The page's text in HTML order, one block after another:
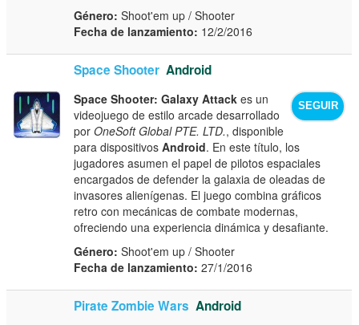
Género: Shoot'em up / Shooter
Fecha de lanzamiento: 12/2/2016
Space Shooter Android
SEGUIR
Space Shooter: Galaxy Attack es un
videojuego de estilo arcade desarrollado
porOneSoft Global PTE. LTD., disponible
para dispositivosAndroid. En este título, los
jugadores asumen el papel de pilotos espaciales
encargados de defender la galaxia de oleadas de
invasores alienígenas. El juego combina gráficos
retro con mecánicas de combate modernas,
ofreciendo una experiencia dinámica y desafiante.
Género: Shoot'em up / Shooter
Fecha de lanzamiento: 27/1/2016
Pirate Zombie Wars Android